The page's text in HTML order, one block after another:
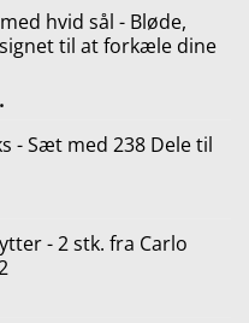
hvid sål - Bløde,
til at forkæle dine
Den
pris- Sæt med 238 Dele til
- 2 stk. fra Carlo